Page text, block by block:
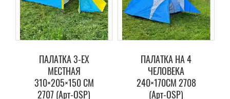
ПАЛАТКА 3-ЕХ
МЕСТНАЯ
310×205×150 СМ
2707 (Арт-OSP)
ПАЛАТКА НА 4
ЧЕЛОВЕКА
240×170СМ 2708
(Арт-OSP)